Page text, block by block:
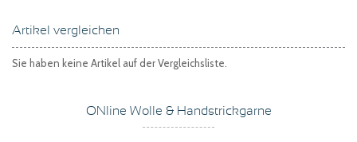
Artikel vergleichen
Sie haben keine Artikel auf der Vergleichsliste.
ONline Wolle & Handstrickgarne